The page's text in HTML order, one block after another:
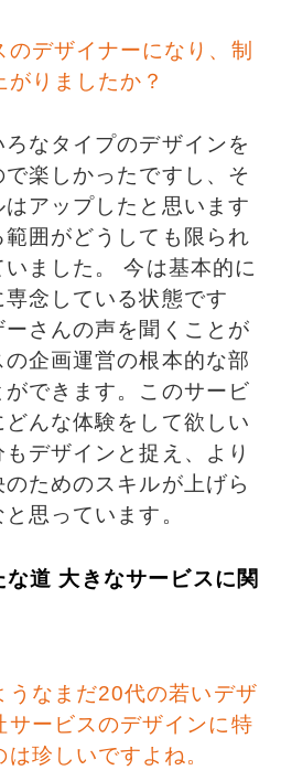
のデザイナーになり、制
りましたか？
なタイプのデザインを
楽しかったですし、そ
アップしたと思います
囲がどうしても限られ
ました。 今は基本的に
念している状態です
さんの声を聞くことが
企画運営の根本的な部
できます。このサービ
んな体験をして欲しい
デザインと捉え、より
ためのスキルが上げら
思っています。
道 大きなサービスに関
うなまだ20代の若いデザ
サービスのデザインに特
珍しいですよね。